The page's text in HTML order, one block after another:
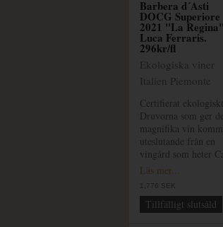
Barbera d´Asti
DOCG Superiore
2021 "La
Luca Ferraris.
296kr/fl
Ekologiska viner
Italien Piemonte
Certifierat
Druvorna som ger
magnifika vin
uteslutande från en
vingård som heter
Läs mer...
1,776 SEK
Tillfälligt slutsåld